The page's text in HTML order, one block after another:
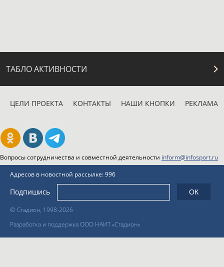
ТАБЛО АКТИВНОСТИ
ЦЕЛИ ПРОЕКТА КОНТАКТЫ НАШИ КНОПКИ РЕКЛАМА
Вопросы сотрудничества и совместной деятельности inform@infosport.ru
© Стадион, 1998-2026
Разработка и поддержка ООО НАИТ «Стадион»
Адресов в новостной рассылке: 996
Подпишись